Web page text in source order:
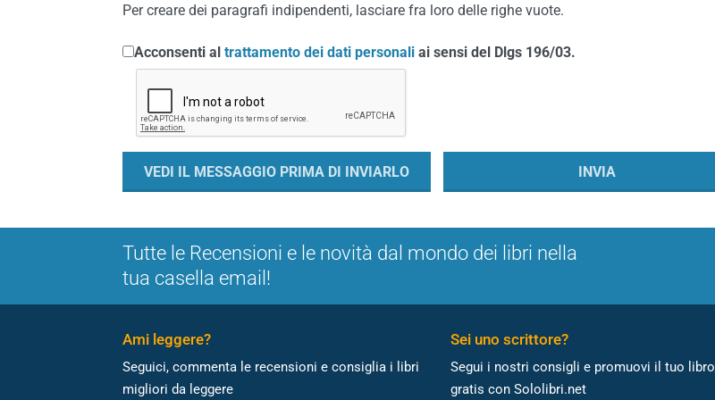
Per creare dei paragrafi indipendenti, lasciare fra loro delle righe vuote.
Acconsenti al trattamento dei dati personali ai sensi del Dlgs 196/03.
Tutte le Recensioni e le novità dal mondo dei libri nella
tua casella email!
Ami leggere?
Seguici, commenta le recensioni e consiglia i libri
migliori da leggere
Sei uno scrittore?
Segui i nostri consigli e promuovi il tuo libro
gratis con Sololibri.net